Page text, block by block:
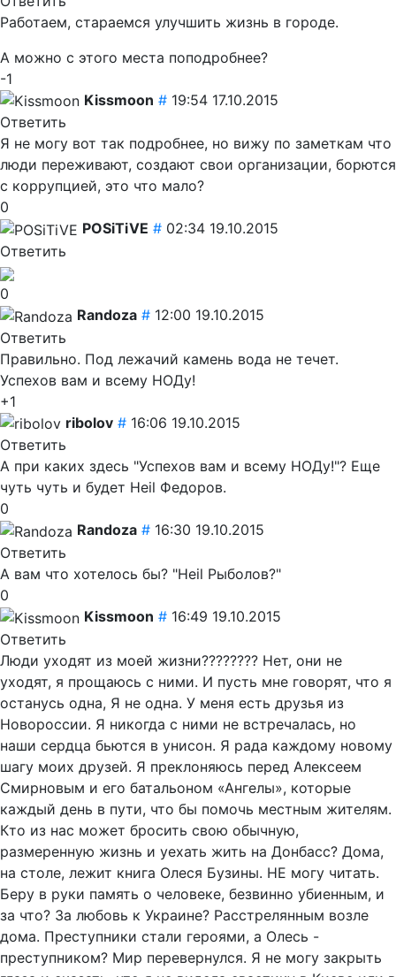
Работаем, стараемся улучшить жизнь в городе.
А можно с этого места поподробнее?
-1
Kissmoon # 19:54 17.10.2015
Ответить
Я не могу вот так подробнее, но вижу по заметкам что
люди переживают, создают свои организации, борются
с коррупцией, это что мало?
0
POSiTiVE # 02:34 19.10.2015
Ответить
0
Randoza # 12:00 19.10.2015
Ответить
Правильно. Под лежачий камень вода не течет.
Успехов вам и всему НОДу!
+1
ribolov # 16:06 19.10.2015
Ответить
А при каких здесь "Успехов вам и всему НОДу!"? Еще
чуть чуть и будет Heil Федоров.
0
Randoza # 16:30 19.10.2015
Ответить
А вам что хотелось бы? "Heil Рыболов?"
0
Kissmoon # 16:49 19.10.2015
Ответить
Люди уходят из моей жизни???????? Нет, они не
уходят, я прощаюсь с ними. И пусть мне говорят, что я
останусь одна, Я не одна. У меня есть друзья из
Новороссии. Я никогда с ними не встречалась, но
наши сердца бьются в унисон. Я рада каждому новому
шагу моих друзей. Я преклоняюсь перед Алексеем
Смирновым и его батальоном «Ангелы», которые
каждый день в пути, что бы помочь местным жителям.
Кто из нас может бросить свою обычную,
размеренную жизнь и уехать жить на Донбасс? Дома,
на столе, лежит книга Олеся Бузины. НЕ могу читать.
Беру в руки память о человеке, безвинно убиенным, и
за что? За любовь к Украине? Расстрелянным возле
дома. Преступники стали героями, а Олесь -
преступником? Мир перевернулся. Я не могу закрыть